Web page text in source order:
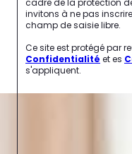
cadre de la protection
invitons à ne pas
champ de saisie libre.
Ce site est protégé par
Confidentialité et es
s'appliquent.